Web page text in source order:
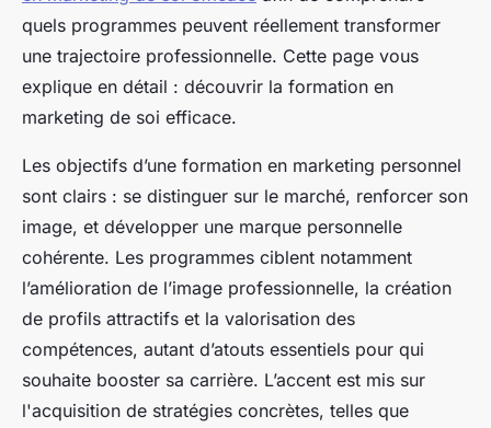
quels programmes peuvent réellement transformer
une trajectoire professionnelle. Cette page vous
explique en détail : découvrir la formation en
marketing de soi efficace.
Les objectifs d’une formation en marketing personnel
sont clairs : se distinguer sur le marché, renforcer son
image, et développer une marque personnelle
cohérente. Les programmes ciblent notamment
l’amélioration de l’image professionnelle, la création
de profils attractifs et la valorisation des
compétences, autant d’atouts essentiels pour qui
souhaite booster sa carrière. L’accent est mis sur
l'acquisition de stratégies concrètes, telles que